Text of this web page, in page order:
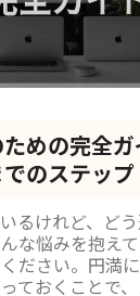
めの完全
のステップ
いるけれど、ど
な悩みを抱えて
ださい。円満
ておくことで